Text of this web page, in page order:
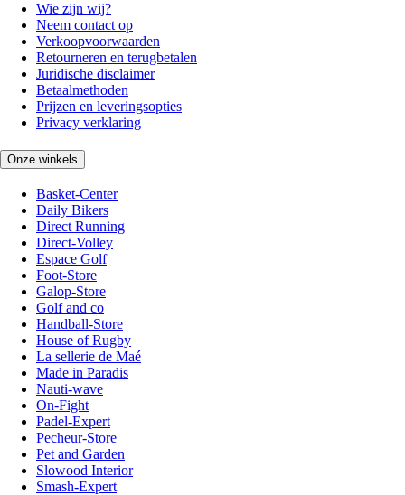
Wie zijn wij?
Neem contact op
Verkoopvoorwaarden
Retourneren en terugbetalen
Juridische disclaimer
Betaalmethoden
Prijzen en leveringsopties
Privacy verklaring
Onze winkels
Basket-Center
Daily Bikers
Direct Running
Direct-Volley
Espace Golf
Foot-Store
Galop-Store
Golf and co
Handball-Store
House of Rugby
La sellerie de Maé
Made in Paradis
Nauti-wave
On-Fight
Padel-Expert
Pecheur-Store
Pet and Garden
Slowood Interior
Smash-Expert